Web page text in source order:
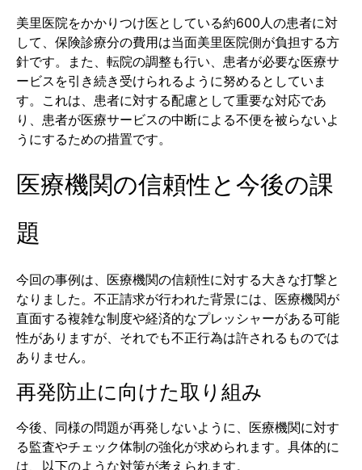
美里医院をかかりつけ医としている約600人の患者に対
して、保険診療分の費用は当面美里医院側が負担する方
針です。また、転院の調整も行い、患者が必要な医療サ
ービスを引き続き受けられるように努めるとしていま
す。これは、患者に対する配慮として重要な対応であ
り、患者が医療サービスの中断による不便を被らないよ
うにするための措置です。
医療機関の信頼性と今後の課
題
今回の事例は、医療機関の信頼性に対する大きな打撃と
なりました。不正請求が行われた背景には、医療機関が
直面する複雑な制度や経済的なプレッシャーがある可能
性がありますが、それでも不正行為は許されるものでは
ありません。
再発防止に向けた取り組み
今後、同様の問題が再発しないように、医療機関に対す
る監査やチェック体制の強化が求められます。具体的に
は、以下のような対策が考えられます。